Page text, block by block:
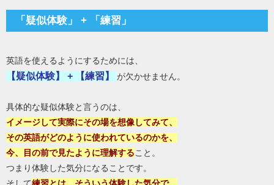
「疑似体験」 + 「練習」
英語を使えるようにするためには、
【疑似体験】 + 【練習】 が欠かせません。
具体的な疑似体験と言うのは、
イメージして実際にその場を想像してみて、
その英語がどのように使われているのかを、
今、目の前で見たように理解すること。
つまり体験した気分になることです。